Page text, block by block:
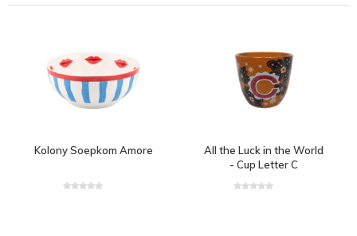
Kolony Soepkom Amore
All the Luck in the World
- Cup Letter C